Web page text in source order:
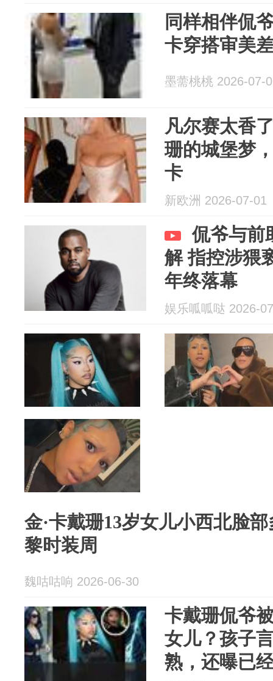
同样相伴侃
卡穿搭审美
墨薷桃桃 2026-07-
凡尔赛太香
珊的城堡梦
卡
新欧洲 2026-07-01
侃爷与前
解 指控涉猥
年终落幕
娱乐呱呱哒 2026-
金·卡戴珊13岁女儿小西北脸
黎时装周
魏咕咕响 2026-06-30
卡戴珊侃爷
女儿？孩子
熟，还曝已